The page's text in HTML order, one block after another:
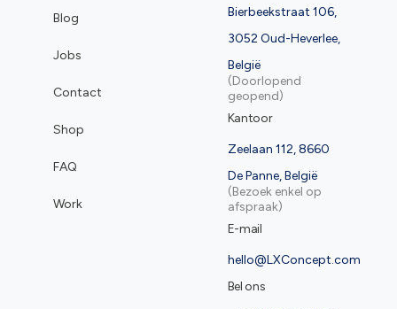
Blog
Jobs
Contact
Shop
FAQ
Work
Bierbeekstraat 106,
3052 Oud-Heverlee,
België
(Doorlopend
geopend)
Kantoor
Zeelaan 112, 8660
De Panne, België
(Bezoek enkel op
afspraak)
E-mail
hello@LXConcept.com
Bel ons